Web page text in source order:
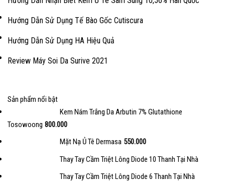
Hướng Dẫn Sử Dụng Tế Bào Gốc Cutiscura
Hướng Dẫn Sử Dụng HA Hiệu Quả
Review Máy Soi Da Surive 2021
Sản phẩm nổi bật
Kem Nám Trắng Da Arbutin 7% Glutathione
Tosowoong 800.000
Mặt Nạ Ủ Tê Dermasa 550.000
Thay Tay Cầm Triệt Lông Diode 10 Thanh Tại Nhà
Thay Tay Cầm Triệt Lông Diode 6 Thanh Tại Nhà